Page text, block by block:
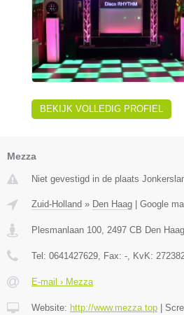
BEKIJK VOLLEDIG PROFIEL
Mezza
Niet gevestigd in de plaats
Zuid-Holland » Den Haag | Google
Plesmanlaan 100 2497 CB Den Haag
Tel: 0641427629 , Fax: - , KvK:
E-mail › Mezza
Website: http://www.mezza.top |